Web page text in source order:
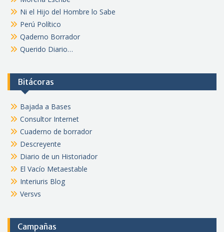
Ni el Hijo del Hombre lo Sabe
Perú Político
Qaderno Borrador
Querido Diario…
Bitácoras
Bajada a Bases
Consultor Internet
Cuaderno de borrador
Descreyente
Diario de un Historiador
El Vacío Metaestable
Interiuris Blog
Versvs
Campañas